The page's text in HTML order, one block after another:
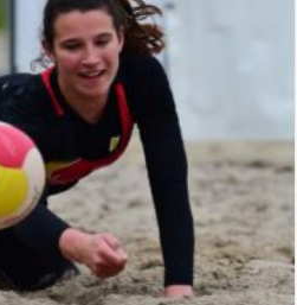
Bellen
(Zele
Berlare):
“Niks
moet,
maar
kampioen
tof
zijn”